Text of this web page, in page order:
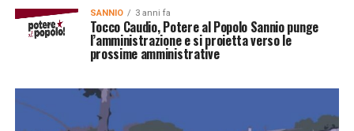
SANNIO 3 anni fa
Tocco Caudio, Potere al Popolo Sannio punge
l’amministrazione e si proietta verso le
prossime amministrative